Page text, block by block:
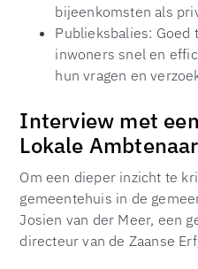
bijeenkomsten als
Publieksbalies: Goed
inwoners snel en
hun vragen en
Interview met
Lokale Ambtenaar
Om een dieper inzicht te
gemeentehuis in de
Josien van der Meer, een
directeur van de Zaanse